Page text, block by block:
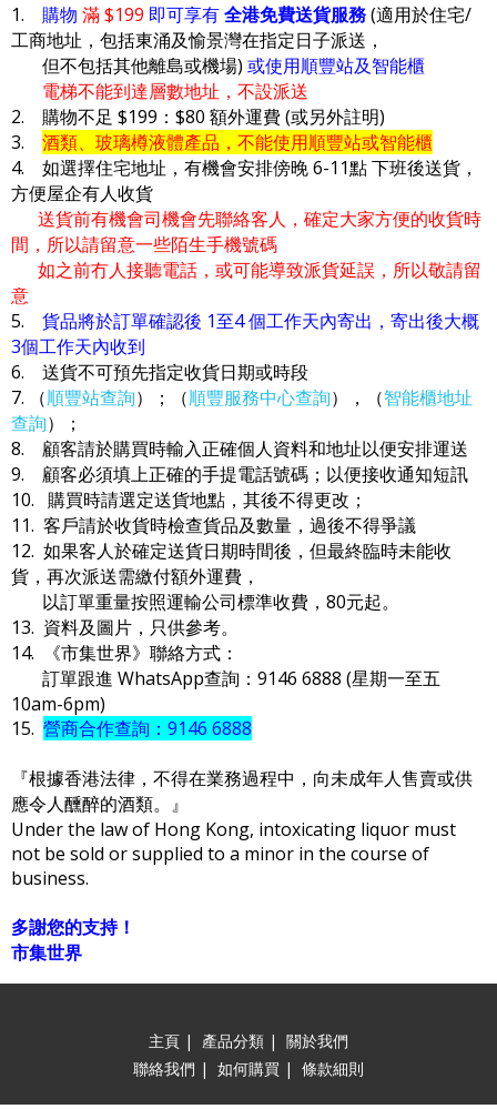
1. 購物 滿 $199 即可享有全港免費送貨服務(適用於住宅/
工商地址，包括東涌及愉景灣在指定日子派送，
但不包括其他離島或機場) 或使用順豐站及智能櫃
電梯不能到達層數地址，不設派送
2. 購物不足 $199：$80 額外運費 (或另外註明)
3. 酒類、玻璃樽液體產品，不能使用順豐站或智能櫃
4. 如選擇住宅地址，有機會安排傍晚 6-11點 下班後送貨，
方便屋企有人收貨
送貨前有機會司機會先聯絡客人，確定大家方便的收貨時
間，所以請留意一些陌生手機號碼
如之前冇人接聽電話，或可能導致派貨延誤，所以敬請留
意
5. 貨品將於訂單確認後 1至4 個工作天內寄出，寄出後大概
3個工作天內收到
6. 送貨不可預先指定收貨日期或時段
7. （順豐站查詢）；（順豐服務中心查詢），（智能櫃地址
查詢）；
8. 顧客請於購買時輸入正確個人資料和地址以便安排運送
9. 顧客必須填上正確的手提電話號碼；以便接收通知短訊
10. 購買時請選定送貨地點，其後不得更改；
11. 客戶請於收貨時檢查貨品及數量，過後不得爭議
12. 如果客人於確定送貨日期時間後，但最終臨時未能收
貨，再次派送需繳付額外運費，
以訂單重量按照運輸公司標準收費，80元起。
13. 資料及圖片，只供參考。
14. 《市集世界》聯絡方式：
訂單跟進 WhatsApp查詢：9146 6888 (星期一至五
10am-6pm)
15. 營商合作查詢：9146 6888
『根據香港法律，不得在業務過程中，向未成年人售賣或供
應令人醺醉的酒類。』
Under the law of Hong Kong, intoxicating liquor must
not be sold or supplied to a minor in the course of
business.
多謝您的支持！
市集世界
主頁 | 產品分類 | 關於我們
聯絡我們 | 如何購買 | 條款細則